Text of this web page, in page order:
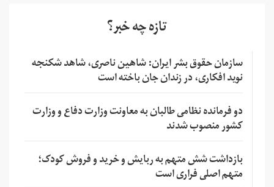
تازه چه خبر؟
سازمان حقوق بشر ایران: شاهین ناصری، شاهد شکنجه
نوید افکاری، در زندان جان باخته است
دو فرمانده نظامی طالبان به معاونت وزارت دفاع و وزارت
کشور منصوب شدند
بازداشت شش متهم به ربایش و خرید و فروش کودک؛
متهم اصلی فراری است